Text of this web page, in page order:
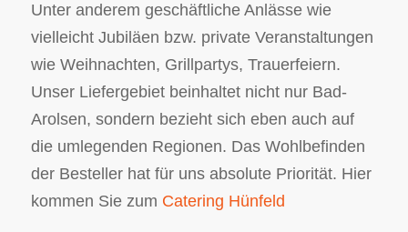
Unter anderem geschäftliche Anlässe wie
vielleicht Jubiläen bzw. private Veranstaltungen
wie Weihnachten, Grillpartys, Trauerfeiern.
Unser Liefergebiet beinhaltet nicht nur Bad-
Arolsen, sondern bezieht sich eben auch auf
die umlegenden Regionen. Das Wohlbefinden
der Besteller hat für uns absolute Priorität. Hier
kommen Sie zum Catering Hünfeld